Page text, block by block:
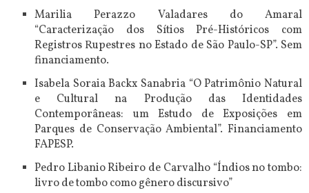
Marilia Perazzo Valadares do Amaral
“Caracterização dos Sítios Pré-Históricos com
Registros Rupestres no Estado de São Paulo-SP”. Sem
financiamento.
Isabela Soraia Backx Sanabria “O Patrimônio Natural
e Cultural na Produção das Identidades
Contemporâneas: um Estudo de Exposições em
Parques de Conservação Ambiental”. Financiamento
FAPESP.
Pedro Libanio Ribeiro de Carvalho “Índios no tombo:
livro de tombo como gênero discursivo”